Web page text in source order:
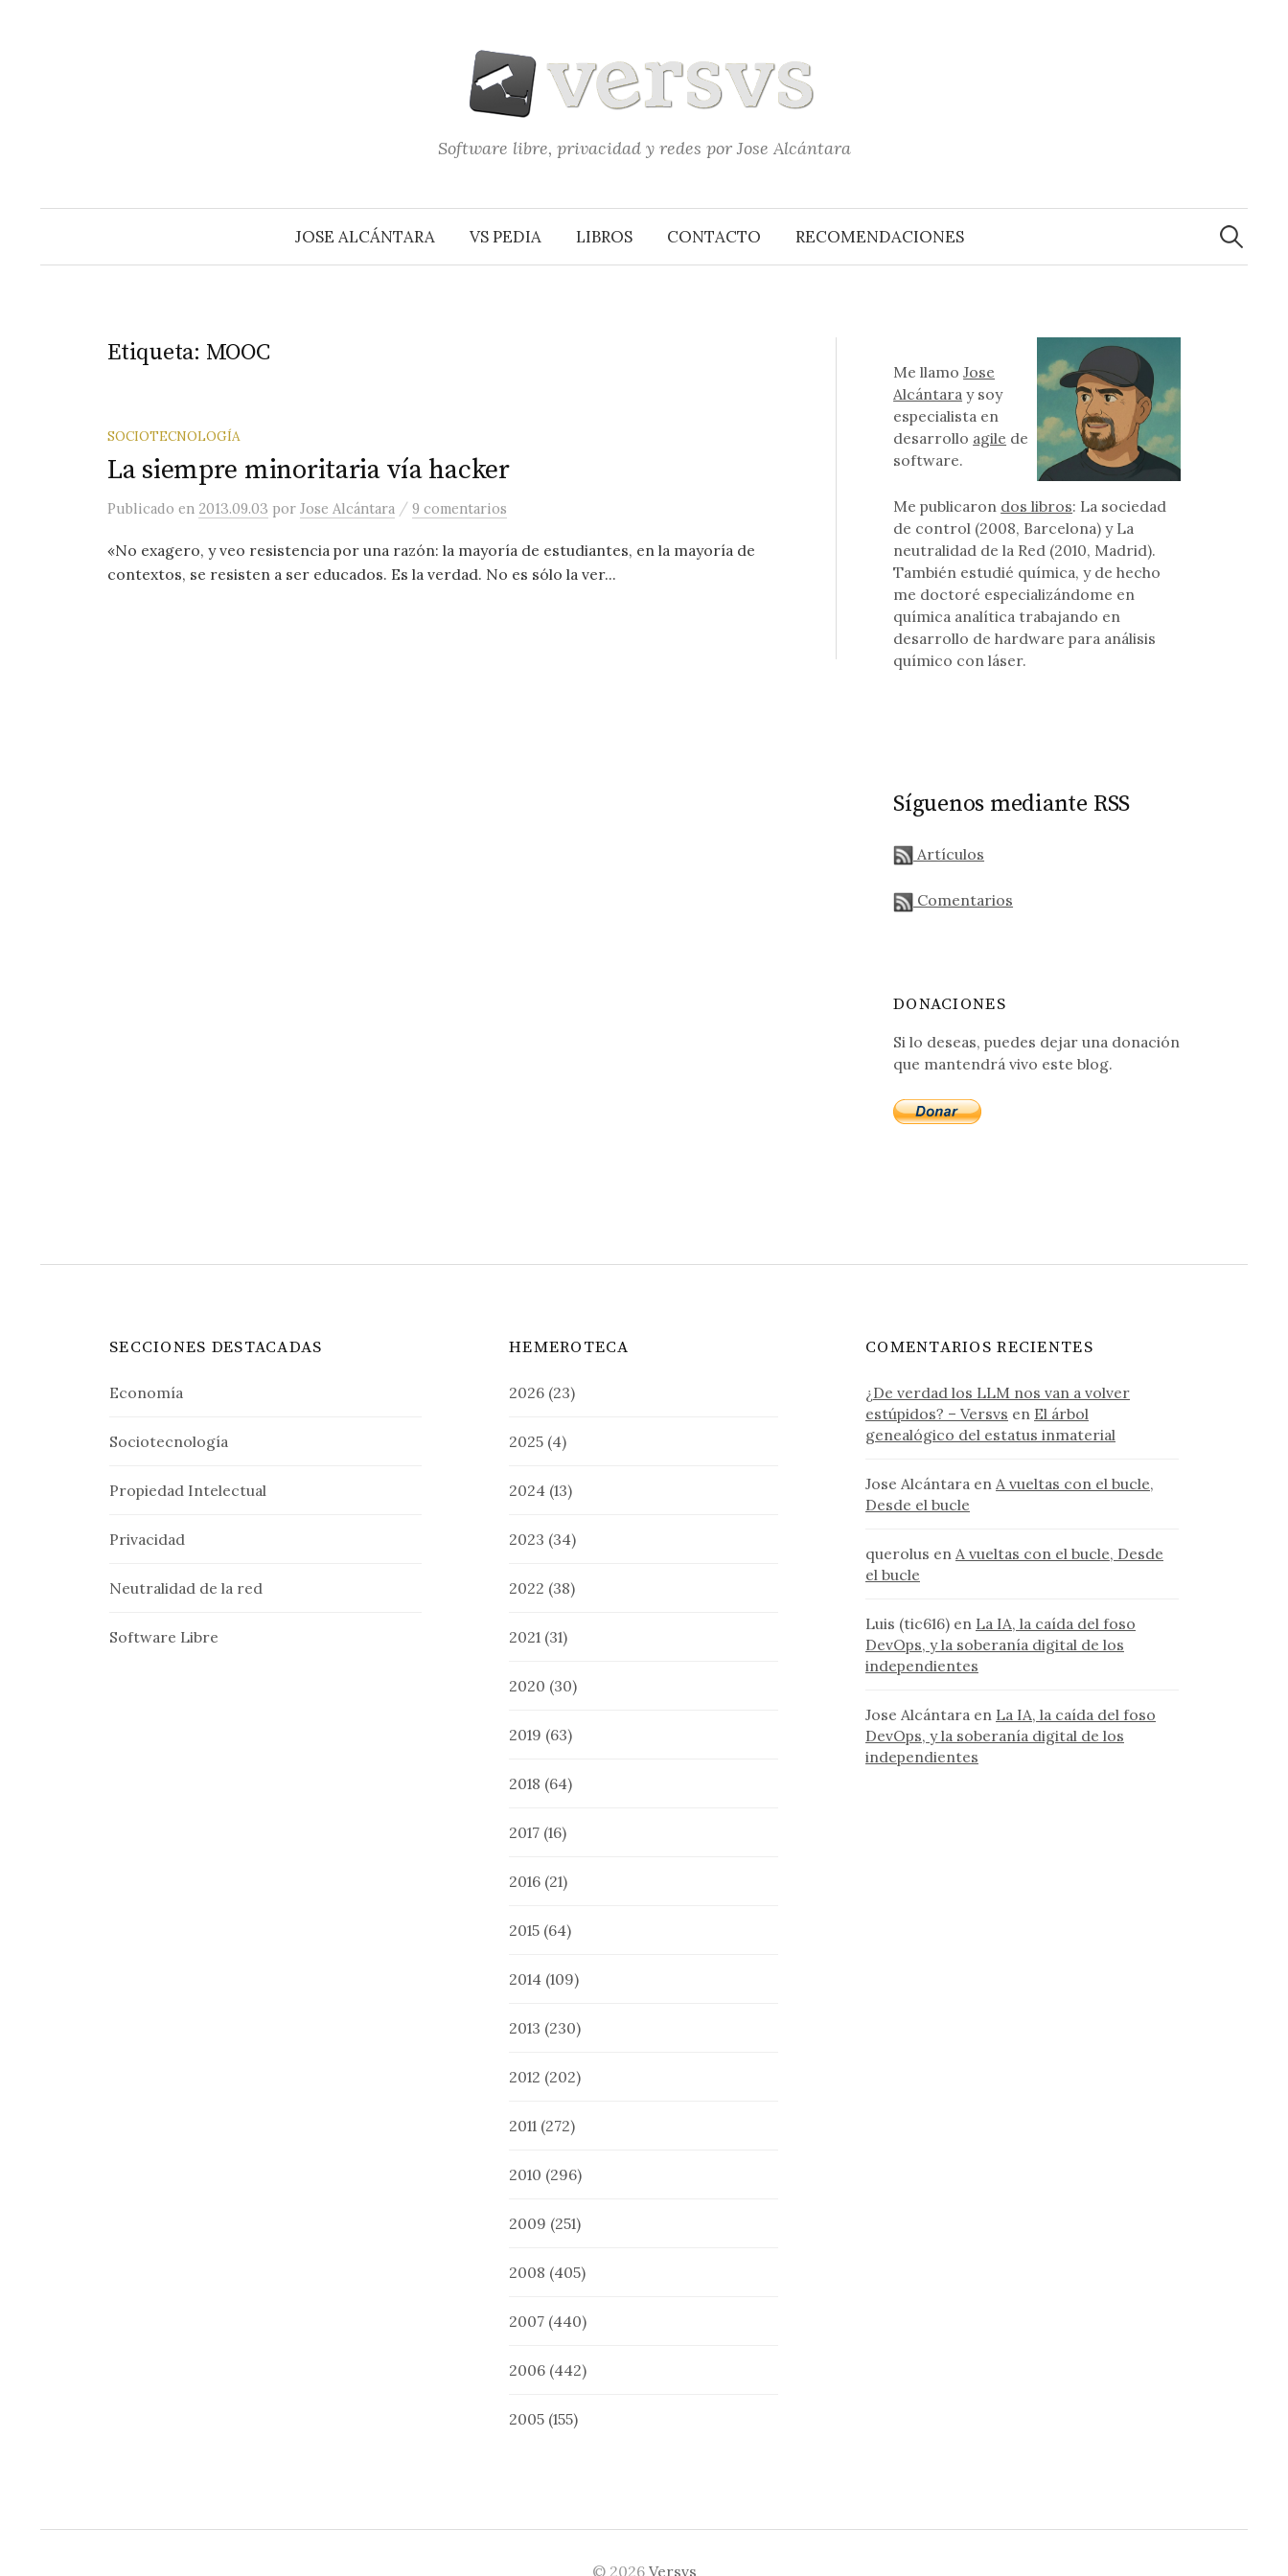
Software libre, privacidad y redes por Jose Alcántara
JOSE ALCÁNTARA VS PEDIA LIBROS CONTACTO RECOMENDACIONES
Buscar:
Etiqueta: MOOC
SOCIOTECNOLOGÍA
La siempre minoritaria vía hacker
Publicado en 2013.09.03 por Jose Alcántara / 9 comentarios
«No exagero, y veo resistencia por una razón: la mayoría de estudiantes, en la mayoría de
contextos, se resisten a ser educados. Es la verdad. No es sólo la ver...
Me llamoJose
Alcántara y soy
especialista en
desarrollo agile de
software.
Me publicaron dos libros: La sociedad
de control (2008, Barcelona) y La
neutralidad de la Red (2010, Madrid).
También estudié química, y de hecho
me doctoré especializándome en
química analítica trabajando en
desarrollo de hardware para análisis
químico con láser.
Síguenos mediante RSS
Artículos
Comentarios
DONACIONES
Si lo deseas, puedes dejar una donación
que mantendrá vivo este blog.
SECCIONES DESTACADAS
Economía
Sociotecnología
Propiedad Intelectual
Privacidad
Neutralidad de la red
Software Libre
HEMEROTECA
2026 (23)
2025 (4)
2024 (13)
2023 (34)
2022 (38)
2021 (31)
2020 (30)
2019 (63)
2018 (64)
2017 (16)
2016 (21)
2015 (64)
2014 (109)
2013 (230)
2012 (202)
2011 (272)
2010 (296)
2009 (251)
2008 (405)
2007 (440)
2006 (442)
2005 (155)
COMENTARIOS RECIENTES
¿De verdad los LLM nos van a volver
estúpidos? – Versvs en El árbol
genealógico del estatus inmaterial
Jose Alcántara en A vueltas con el bucle,
Desde el bucle
querolus en A vueltas con el bucle, Desde
el bucle
Luis (tic616) en La IA, la caída del foso
DevOps, y la soberanía digital de los
independientes
Jose Alcántara en La IA, la caída del foso
DevOps, y la soberanía digital de los
independientes
© 2026 Versvs